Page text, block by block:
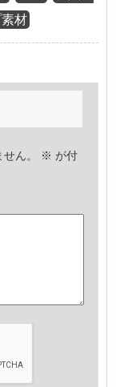
材
ん。 ※ が付